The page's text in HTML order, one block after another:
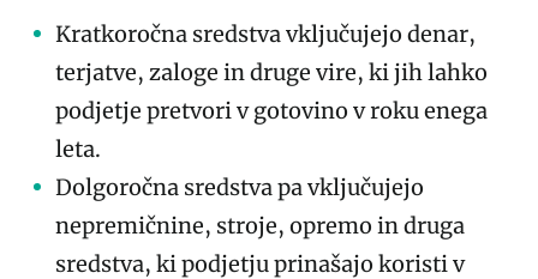
Kratkoročna sredstva vključujejo denar,
terjatve, zaloge in druge vire, ki jih lahko
podjetje pretvori v gotovino v roku enega
leta.
Dolgoročna sredstva pa vključujejo
nepremičnine, stroje, opremo in druga
sredstva, ki podjetju prinašajo koristi v